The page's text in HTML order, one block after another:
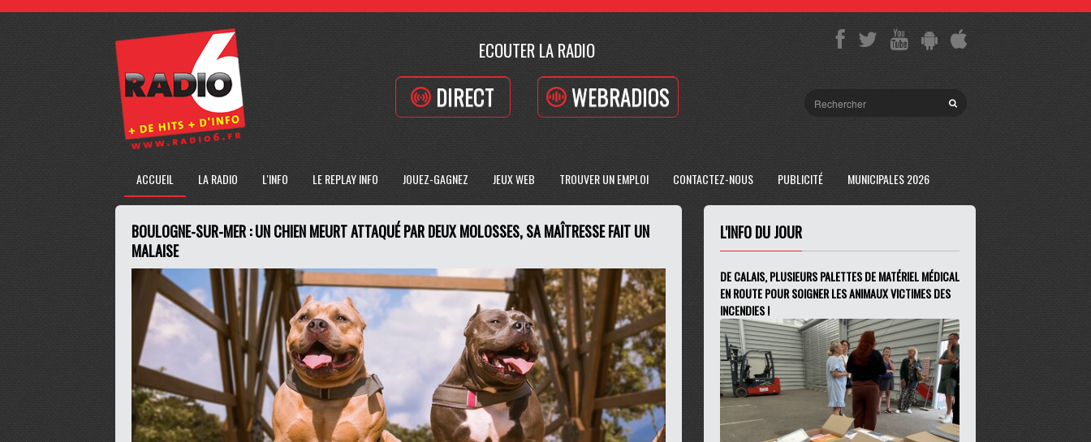
ECOUTER LA RADIO
DIRECT WEBRADIOS
ACCUEIL LA RADIO L'INFO LE REPLAY INFO JOUEZ-GAGNEZ JEUX WEB TROUVER UN EMPLOI CONTACTEZ-NOUS PUBLICITÉ MUNICIPALES 2026
BOULOGNE-SUR-MER : UN CHIEN MEURT ATTAQUÉ PAR DEUX MOLOSSES, SA MAÎTRESSE FAIT UN
MALAISE
L'INFO DU JOUR
DE CALAIS, PLUSIEURS PALETTES DE MATÉRIEL MÉDICAL
EN ROUTE POUR SOIGNER LES ANIMAUX VICTIMES DES
INCENDIES !